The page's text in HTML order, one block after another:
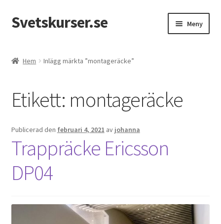
Hoppa
till
Hoppa
till
Svetskurser.se Meny
Hem Inlägg märkta ”montageräcke”
Etikett: montageräcke
Publicerad den februari 4, 2021 av johanna
Trappräcke Ericsson
DP04